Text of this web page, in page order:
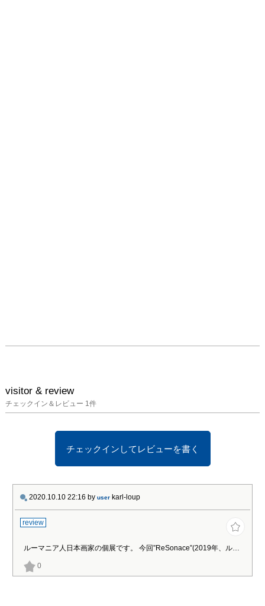
visitor & review
チェックイン＆レビュー 1件
チェックインしてレビューを書く
2020.10.10 22:16 by user karl-loup
review
ルーマニア人日本画家の個展です。 今回”ReSonace”(2019年、ルーマニア開催), “ReConnect”(2020年、ルーマニア開催)、そして三部作目として、東京で”REFLECTION”が開催されています。 彼は自由な表現で働き、現代美術と日本画のスタイル技術の間、または芸術における東洋と西洋のビジョンの間に存在する境界を越えています。 このビジョンの大きさは、本質的で根本的な美しさによって明らかにされる世界の経験を探求する際に彼が自分自身を位置づけた方法の結果であるように思われます。 彼の芸術性を深さを感じる展覧会になっています。
0